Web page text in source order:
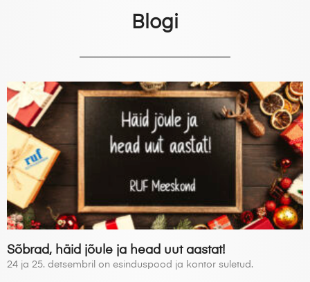
Blogi
Sõbrad, häid jõule ja head uut aastat!
24 ja 25. detsembril on esinduspood ja kontor suletud.